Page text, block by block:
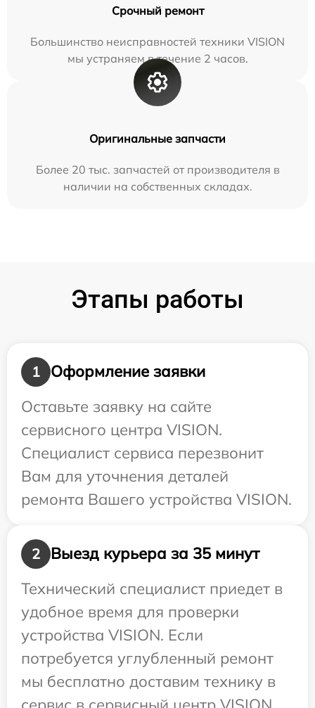
Срочный ремонт
Большинство неисправностей техники VISION
мы устраняем в течение 2 часов.
Оригинальные запчасти
Более 20 тыс. запчастей от производителя в
наличии на собственных складах.
Этапы работы
1
Оформление заявки
Оставьте заявку на сайте
сервисного центра VISION.
Специалист сервиса перезвонит
Вам для уточнения деталей
ремонта Вашего устройства VISION.
2
Выезд курьера за 35 минут
Технический специалист приедет в
удобное время для проверки
устройства VISION. Если
потребуется углубленный ремонт
мы бесплатно доставим технику в